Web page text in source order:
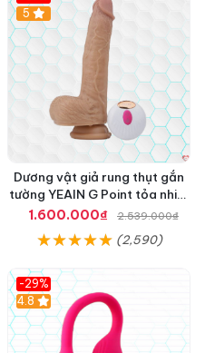
5
Dương vật giả rung thụt gắn
tường YEAIN G Point tỏa nhiệt
điều khiển từ xa
1.600.000₫ 2.539.000₫
(2,590)
-29%
Hot
4.8